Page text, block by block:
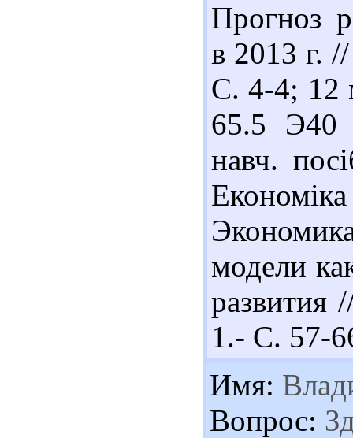
Прогноз
в 2013 г.
С. 4-4; 12
65.5 Э40
навч.
модели
развития
1.- С. 57-
Имя:
Вопрос: